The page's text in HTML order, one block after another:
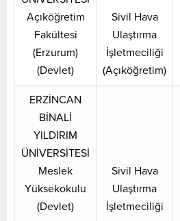
Açıköğretim
Fakültesi
(Erzurum)
(Devlet)
Sivil Hava
Ulaştırma
İşletmeciliği
(Açıköğretim)
ERZİNCAN
BİNALİ
YILDIRIM
ÜNİVERSİTESİ
Meslek
Yüksekokulu
(Devlet)
Sivil Hava
Ulaştırma
İşletmeciliği